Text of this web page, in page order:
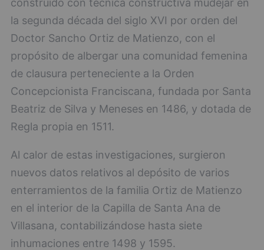
construido con técnica constructiva mudéjar en
la segunda década del siglo XVI por orden del
Doctor Sancho Ortiz de Matienzo, con el
propósito de albergar una comunidad femenina
de clausura perteneciente a la Orden
Concepcionista Franciscana, fundada por Santa
Beatriz de Silva y Meneses en 1486, y dotada de
Regla propia en 1511.
Al calor de estas investigaciones, surgieron
nuevos datos relativos al depósito de varios
enterramientos de la familia Ortiz de Matienzo
en el interior de la Capilla de Santa Ana de
Villasana, contabilizándose hasta siete
inhumaciones entre 1498 y 1595.